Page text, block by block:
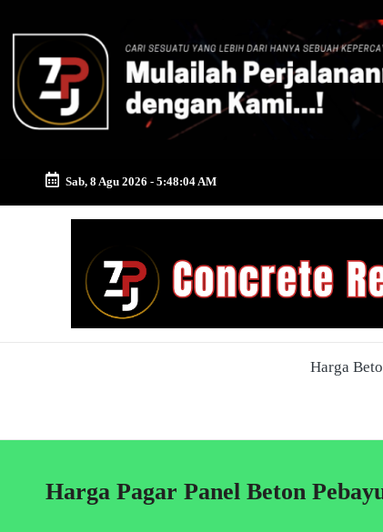
content
Sab, 8 Agu 2026 - 5:48:05 AM
Harga
Harga Pagar Panel Beton